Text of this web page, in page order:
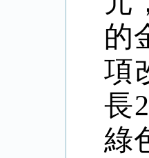
的
項
長
綠